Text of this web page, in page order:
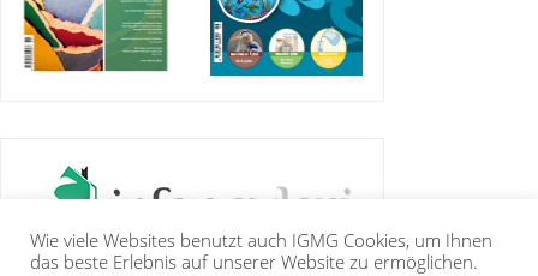
Wie viele Websites benutzt auch IGMG Cookies, um Ihnen
das beste Erlebnis auf unserer Website zu ermöglichen.